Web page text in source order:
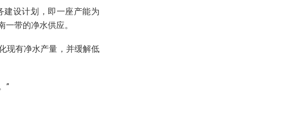
建设计划，即一座产能为
带的净水供应。
现有净水产量，并缓解低
”